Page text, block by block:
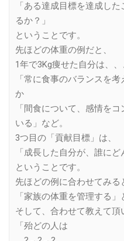
「ある達成目標を達成し
るか？」
ということです。
先ほどの体重の例だと、
1年で3Kg痩せた自分は、、
「常に食事のバランスを
か
「間食について、感情を
いる」など。
3つ目の「貢献目標」は、
「成長した自分が、誰に
ということです。
先ほどの例に合わせてみる
「家族の体重を管理する
そして、合わせて教えて頂
「殆どの人は